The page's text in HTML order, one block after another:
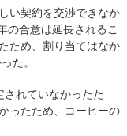
い契約を交渉できなか
の合意は延長されるこ
ため、割り当てはなか
た。
れていなかったた
ったため、コーヒーの